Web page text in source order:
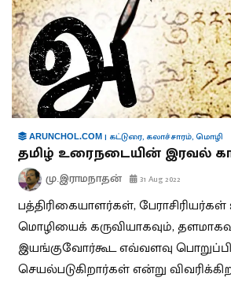
ARUNCHOL.COM | கட்டுரை, கலாச்சாரம்,மொழி
தமிழ் உரைநடையின் இரவல்
மு.இராமநாதன் 31 Aug 2022
பத்திரிகையாளர்கள்,
மொழியைக் கருவியாகவும்,
இயங்குவோர்கூட எவ்வளவு
செயல்படுகிறார்கள் என்று